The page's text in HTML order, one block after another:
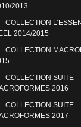
2013
COLLECTION
2014/2015
COLLECTION
COLLECTION SUITE
2016
COLLECTION SUITE
2017